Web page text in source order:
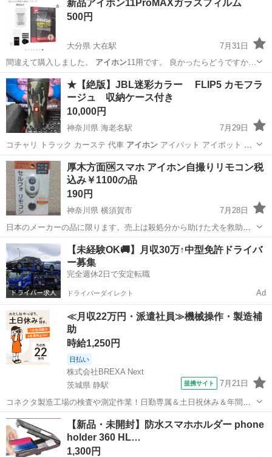
新品アイホン11ProMAXガラスフィルム
500円
大分県 大在駅
7月31日
間違えて購入しました。 アイホン 11用です。 良かったらどうですか…
大分 大分市 大在駅 その他 アイホン
★【絶版】JBL迷彩カラー FLIP5 カモフラ
ージュ 収納ケース付き
10,000円
神奈川県 海老名駅
7月29日
コチャリ トラック カーステ 代車 アイホンアイパット アイポット ア
ンドロイ…
神奈川 海老名市 海老名駅
厚木方面🆗スマホ アイホン自撮りリモコン税
込み￥1100の品
190円
神奈川県 横須賀市
7月28日
日本のメーカーの品に限ります。売上は殺処分から助けた犬を救助犬､
介助犬に育てる為に使います。
神奈川 横須賀市 その他 アイホン
【未経験OK🚚】月収30万↑中型免許ドライバ
ー募集
完全週休2日で安定転職
ドライバーダイレクト Ad
≪月収22万円・派遣社員≫機械操作・製造補
助
時給1,250円
日払い
株式会社BREXA Next
茨城県 静駅
提携サイト 7月21日
コネクタ製造工場の検査や測定作業！日勤専属＆土日祝休み＆年間休
日128日★クリーンルーム内作業★マイカー通勤OK＆無料駐車場あり
★就業先食堂利用可！日払い制度あり！《茨城県常陸大宮市》 人気の
工場のお仕事 ◇コネクタ製造工...
茨城 常陸大宮市 静駅 その他
【新品・未開封】防水スマホホルダー phone
holder 360 HL…
1,300円